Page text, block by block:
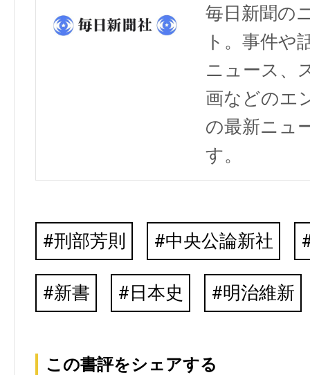
毎日新聞の
ト。事件や
ニュース、
画などのエ
の最新ニュ
す。
刑部芳則 中央公論新社
新書 日本史 明治維新
この書評をシェアする